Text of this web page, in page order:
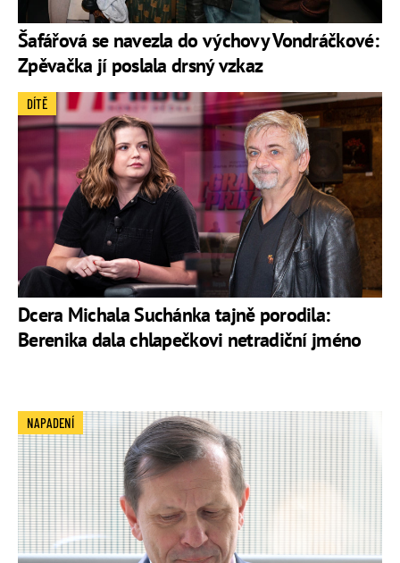
Šafářová se navezla do výchovy Vondráčkové:
Zpěvačka jí poslala drsný vzkaz
Dcera Michala Suchánka tajně porodila:
Berenika dala chlapečkovi netradiční jméno
DÍTĚ
NAPADENÍ